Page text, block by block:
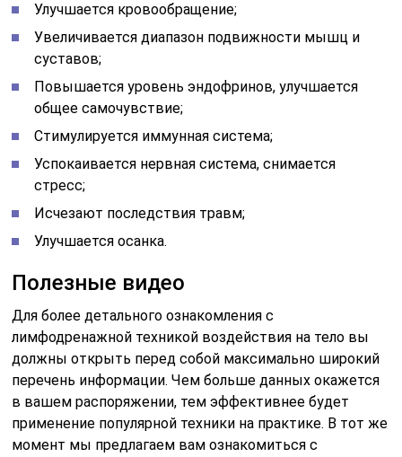
Улучшается кровообращение;
Увеличивается диапазон подвижности мышц и
суставов;
Повышается уровень эндофринов, улучшается
общее самочувствие;
Стимулируется иммунная система;
Успокаивается нервная система, снимается
стресс;
Исчезают последствия травм;
Улучшается осанка.
Полезные видео
Для более детального ознакомления с
лимфодренажной техникой воздействия на тело вы
должны открыть перед собой максимально широкий
перечень информации. Чем больше данных окажется
в вашем распоряжении, тем эффективнее будет
применение популярной техники на практике. В тот же
момент мы предлагаем вам ознакомиться с